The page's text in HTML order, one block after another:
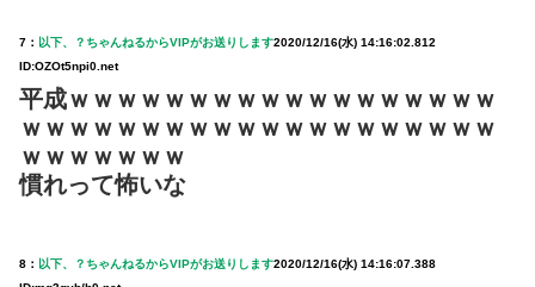
7： 以下、？ちゃんねるからVIPがお送りします2020/12/16(水) 14:16:02.812
ID:OZOt5npi0.net
平成ｗｗｗｗｗｗｗｗｗｗｗｗｗｗｗｗｗｗ
ｗｗｗｗｗｗｗｗｗｗｗｗｗｗｗｗｗｗｗｗ
ｗｗｗｗｗｗｗ
慣れって怖いな
8： 以下、？ちゃんねるからVIPがお送りします2020/12/16(水) 14:16:07.388